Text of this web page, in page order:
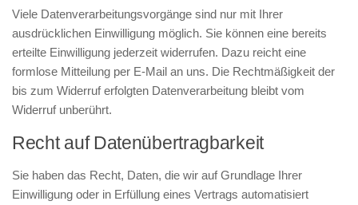
Viele Datenverarbeitungsvorgänge sind nur mit Ihrer
ausdrücklichen Einwilligung möglich. Sie können eine bereits
erteilte Einwilligung jederzeit widerrufen. Dazu reicht eine
formlose Mitteilung per E-Mail an uns. Die Rechtmäßigkeit der
bis zum Widerruf erfolgten Datenverarbeitung bleibt vom
Widerruf unberührt.
Recht auf Datenübertragbarkeit
Sie haben das Recht, Daten, die wir auf Grundlage Ihrer
Einwilligung oder in Erfüllung eines Vertrags automatisiert